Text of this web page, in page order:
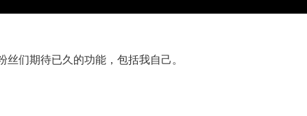
们期待已久的功能，包括我自己。